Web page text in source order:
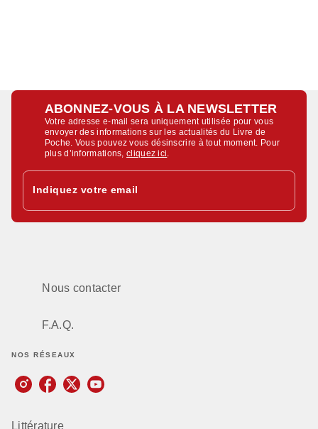
ABONNEZ-VOUS À LA NEWSLETTER
Votre adresse e-mail sera uniquement utilisée pour vous
envoyer des informations sur les actualités du Livre de
Poche. Vous pouvez vous désinscrire à tout moment. Pour
plus d’informations,cliquez ici
Indiquez votre email
Nous contacter
F.A.Q.
NOS RÉSEAUX
Littérature